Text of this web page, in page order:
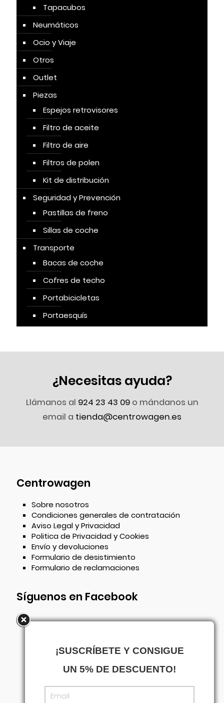
Tapacubos
Neumáticos
Ocio y Viaje
Otros
Outlet
Piezas
Espejos retrovisores
Filtro de aceite
Filtro de aire
Filtros de polen
Kit de distribución
Seguridad y Prevención
Pastillas de freno
Sillas de coche
Transporte
Bacas de coche
Cofres de techo
Portabicicletas
Portaesquís
¿Necesitas ayuda?
Llámanos al 924 23 43 09o mándanos un
email a tienda@centrowagen.es
Centrowagen
Sobre nosotros
Condiciones generales de contratación
Aviso Legal y Privacidad
Politica de Privacidad y Cookies
Envío y devoluciones
Formulario de desistimiento
Formulario de reclamaciones
Síguenos en Facebook
¡SUSCRÍBETE Y CONSIGUE
UN 5% DE DESCUENTO!